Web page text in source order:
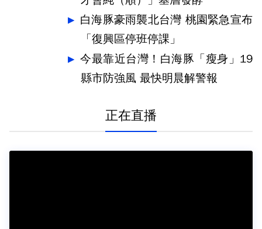
白海豚豪雨襲北台灣 桃園緊急宣布
「復興區停班停課」
今最靠近台灣！白海豚「瘦身」19
縣市防強風 最快明晨解警報
正在直播